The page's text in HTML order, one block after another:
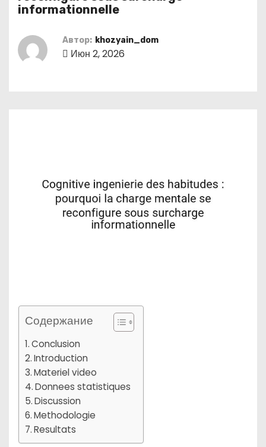
informationnelle
Автор: khozyain_dom
Июн 2, 2026
Содержание
Conclusion
Introduction
Materiel video
Donnees statistiques
Discussion
Methodologie
Resultats